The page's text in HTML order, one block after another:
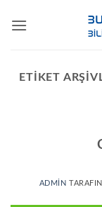
atla
ETIKET
ADMIN